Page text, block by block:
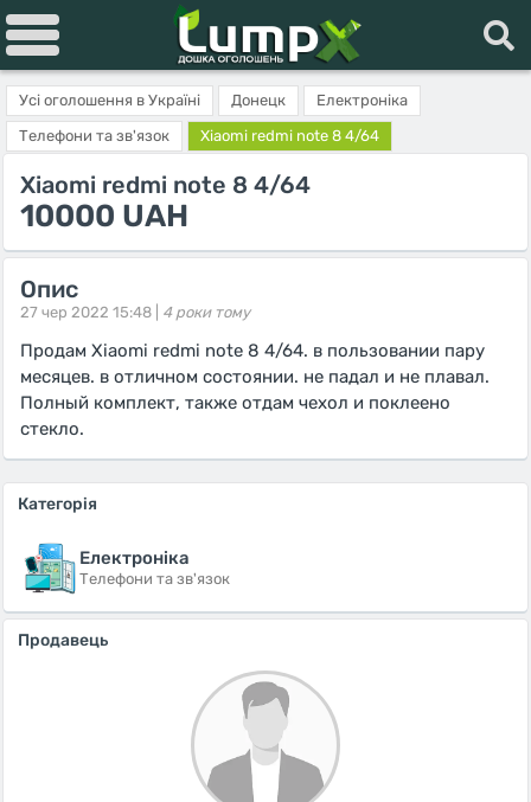
Усі оголошення в Україні Донецк
Електроніка
Телефони та зв'язок
Xiaomi redmi note 8 4/64
Xiaomi redmi note 8 4/64
10000 UAH
Опис
27 чер 2022 15:48 | 4 роки тому
Продам Xiaomi redmi note 8 4/64. в пользовании пару
месяцев. в отличном состоянии. не падал и не плавал.
Полный комплект, также отдам чехол и поклеено
стекло.
Категорія
Електроніка
Телефони та зв'язок
Продавець